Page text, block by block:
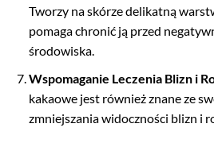
Tworzy na skórze delikatną
pomaga chronić ją przed
środowiska.
Wspomaganie Leczenia Blizn i
kakaowe jest również znane ze
zmniejszania widoczności blizn i